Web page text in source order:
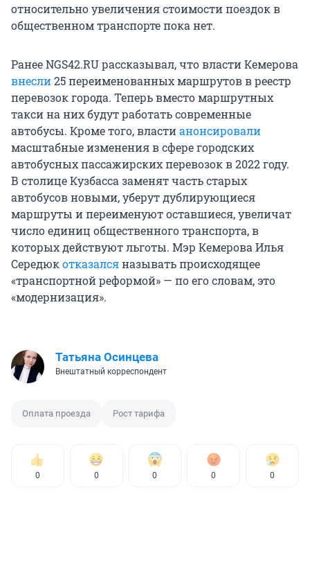
относительно увеличения стоимости поездок в
общественном транспорте пока нет.
Ранее NGS42.RU рассказывал, что власти Кемерова
внесли25 переименованных маршрутов в реестр
перевозок города. Теперь вместо маршрутных
такси на них будут работать современные
автобусы. Кроме того, властианонсировали
масштабные изменения в сфере городских
автобусных пассажирских перевозок в 2022 году.
В столице Кузбасса заменят часть старых
автобусов новыми, уберут дублирующиеся
маршруты и переименуют оставшиеся, увеличат
число единиц общественного транспорта, в
которых действуют льготы. Мэр Кемерова Илья
Середюкотказалсяназывать происходящее
«транспортной реформой» — по его словам, это
«модернизация».
Татьяна Осинцева
Внештатный корреспондент
Оплата проезда Рост тарифа
0 0 0 0 0